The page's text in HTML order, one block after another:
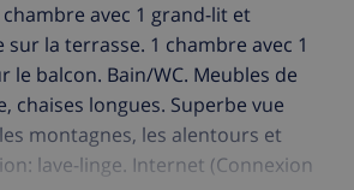
avec 1 grand-lit et
sur la terrasse. 1 chambre avec 1
le balcon. Bain/WC. Meubles de
chaises longues. Superbe vue
montagnes, les alentours et
lave-linge. Internet (Connexion